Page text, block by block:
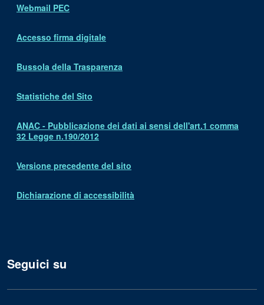
Webmail PEC
Accesso firma digitale
Bussola della Trasparenza
Statistiche del Sito
ANAC - Pubblicazione dei dati ai sensi dell'art.1 comma
32 Legge n.190/2012
Versione precedente del sito
Dichiarazione di accessibilità
Seguici su